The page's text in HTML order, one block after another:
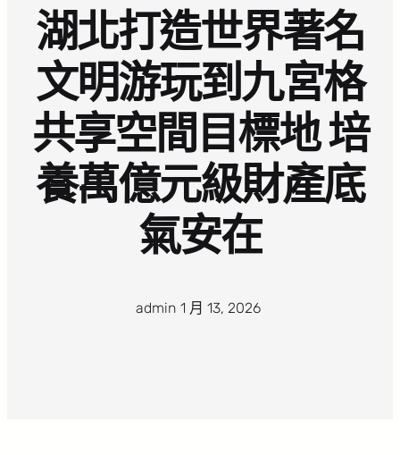
湖北打造世界著名
文明游玩到九宮格
共享空間目標地 培
養萬億元級財產底
氣安在
admin· 1 月 13, 2026·